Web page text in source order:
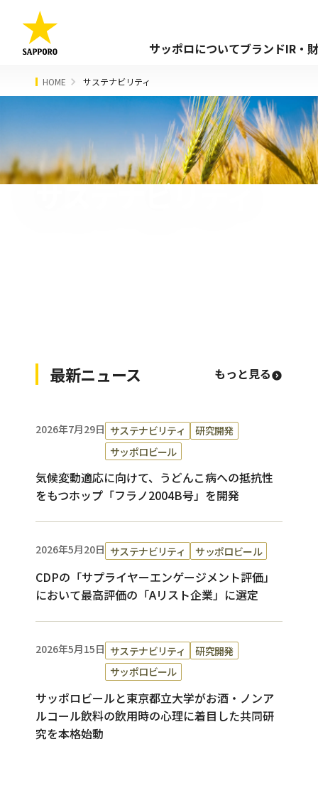
サッポロについてブランドIR・
HOME サステナビリティ
サステナビリティ
最新ニュース もっと見る
2026年7月29日 サステナビリティ
研究開発
サッポロビール
気候変動適応に向けて、うどんこ病への抵抗性
をもつホップ「フラノ2004B号」を開発
2026年5月20日 サステナビリティ サッポロビール
CDPの「サプライヤーエンゲージメント評価」
において最高評価の「Aリスト企業」に選定
2026年5月15日 サステナビリティ
研究開発
サッポロビール
サッポロビールと東京都立大学がお酒・ノンア
ルコール飲料の飲用時の心理に着目した共同研
究を本格始動